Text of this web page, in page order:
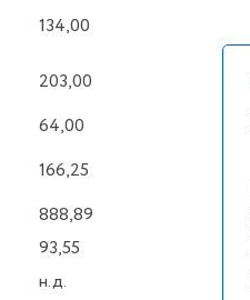
134,00
203,00
64,00
166,25
888,89
93,55
н.д.